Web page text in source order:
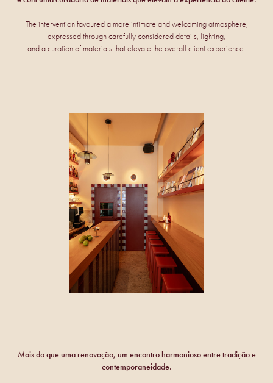
The intervention favoured a more intimate and welcoming atmosphere,
expressed through carefully considered details, lighting,
and a curation of materials that elevate the overall client experience.
Mais do que uma renovação, um encontro harmonioso entre tradição e
contemporaneidade.